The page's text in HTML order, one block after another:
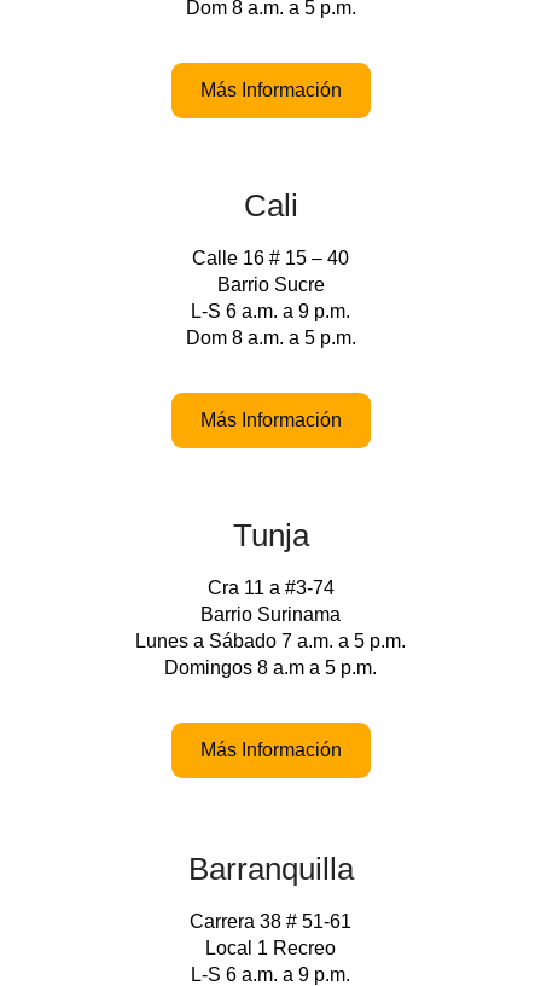
Dom 8 a.m. a 5 p.m.
Más Información
Cali
Calle 16 # 15 – 40
Barrio Sucre
L-S 6 a.m. a 9 p.m.
Dom 8 a.m. a 5 p.m.
Más Información
Tunja
Cra 11 a #3-74
Barrio Surinama
Lunes a Sábado 7 a.m. a 5 p.m.
Domingos 8 a.m a 5 p.m.
Más Información
Barranquilla
Carrera 38 # 51-61
Local 1 Recreo
L-S 6 a.m. a 9 p.m.